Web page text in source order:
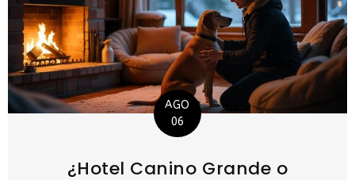
AGO
06
¿Hotel Canino Grande o